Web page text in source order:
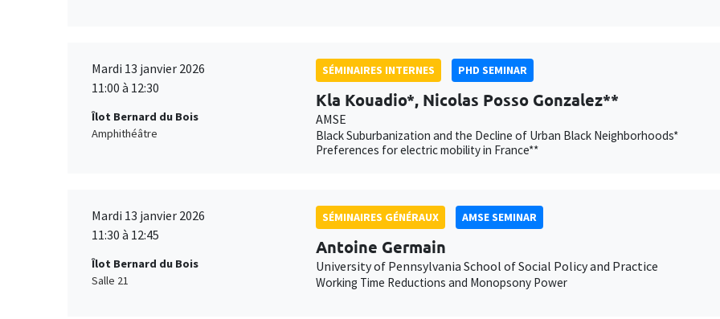
Mardi 13 janvier 2026
11:00 à 12:30
Îlot Bernard du Bois
Amphithéâtre
SÉMINAIRES INTERNES PHD SEMINAR
Kla Kouadio*, Nicolas Posso Gonzalez**
AMSE
Black Suburbanization and the Decline of Urban Black Neighborhoods*
Preferences for electric mobility in France**
Mardi 13 janvier 2026
11:30 à 12:45
Îlot Bernard du Bois
Salle 21
SÉMINAIRES GÉNÉRAUX AMSE SEMINAR
Antoine Germain
University of Pennsylvania School of Social Policy and Practice
Working Time Reductions and Monopsony Power